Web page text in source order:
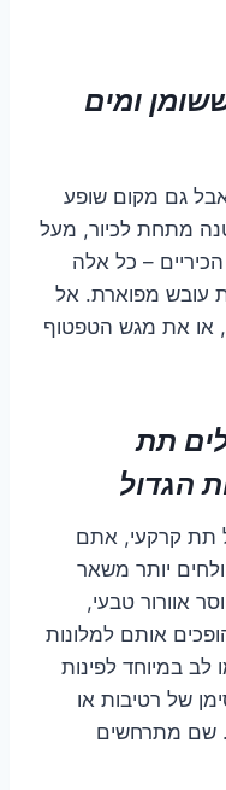
ומים
גם מקום שופע
מתחת לכיור, מעל
– כל אלה
עובש מפוארת. אל
או את מגש הטפטוף
תת
הגדול
תת קרקעי, אתם
יותר משאר
אוורור טבעי,
אותם למלונות
לב במיוחד לפינות
של רטיבות או
שם מתרחשים